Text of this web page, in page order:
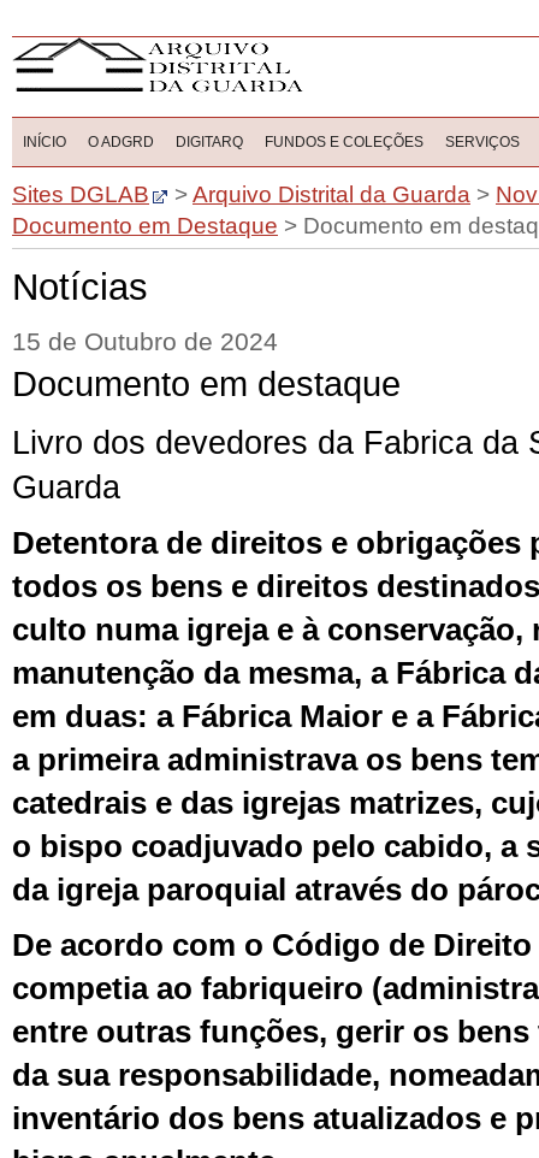
INÍCIO O ADGRD DIGITARQ FUNDOS E COLEÇÕES SERVIÇOS
Sites DGLAB >Arquivo Distrital da Guarda >
Documento em Destaque > Documento em
Notícias
15 de Outubro de 2024
Documento em destaque
Livro dos devedores da Fabrica da
Guarda
Detentora de direitos e obrigações
todos os bens e direitos
culto numa igreja e à conservação,
manutenção da mesma, a Fábrica
em duas: a Fábrica Maior e a
a primeira administrava os bens
catedrais e das igrejas matrizes,
o bispo coadjuvado pelo cabido, a
da igreja paroquial através do
De acordo com o Código de
competia ao fabriqueiro
entre outras funções, gerir os
da sua responsabilidade,
inventário dos bens atualizados e